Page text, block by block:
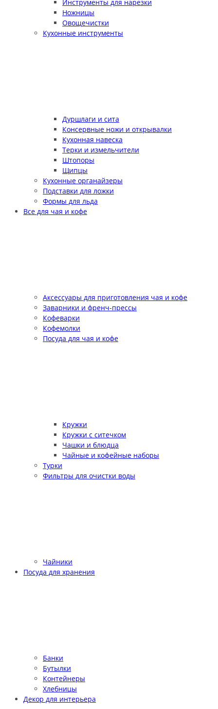
Инструменты для нарезки
Ножницы
Овощечистки
Кухонные инструменты
Дуршлаги и сита
Консервные ножи и открывалки
Кухонная навеска
Терки и измельчители
Штопоры
Щипцы
Кухонные органайзеры
Подставки для ложки
Формы для льда
Все для чая и кофе
Аксессуары для приготовления чая и кофе
Заварники и френч-прессы
Кофеварки
Кофемолки
Посуда для чая и кофе
Кружки
Кружки с ситечком
Чашки и блюдца
Чайные и кофейные наборы
Турки
Фильтры для очистки воды
Чайники
Посуда для хранения
Банки
Бутылки
Контейнеры
Хлебницы
Декор для интерьера